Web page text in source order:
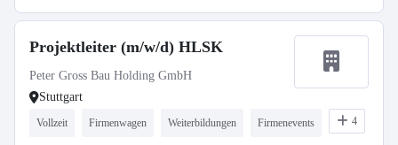
Projektleiter (m/w/d) HLSK
Peter Gross Bau Holding GmbH
Stuttgart
Vollzeit Firmenwagen Weiterbildungen Firmenevents 4